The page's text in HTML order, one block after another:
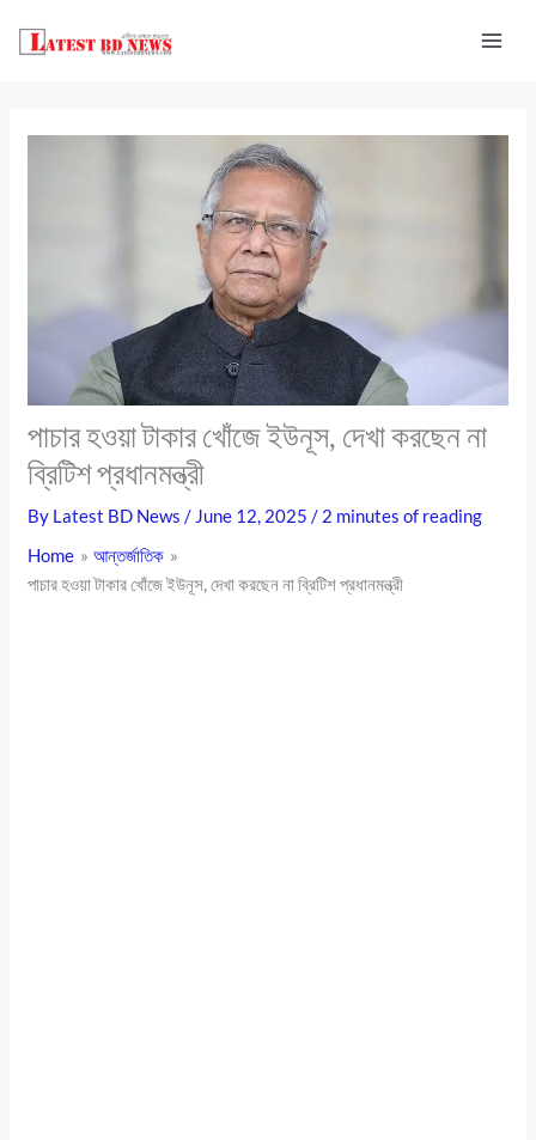
পাচার হওয়া টাকার খোঁজে ইউনূস, দেখা করছেন না
ব্রিটিশ প্রধানমন্ত্রী
By Latest BD News/ June 12, 2025/ 2 minutes of reading
Home
আন্তর্জাতিক
পাচার হওয়া টাকার খোঁজে ইউনূস, দেখা করছেন না ব্রিটিশ প্রধানমন্ত্রী